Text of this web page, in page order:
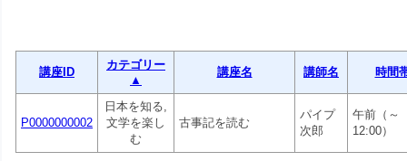
講座ID
カテゴリー
▲
講座名 講師名 時間
P0000000002
日本を知る,
文学を楽し
む
古事記を読む
パイプ
次郎
午前（～
12:00）